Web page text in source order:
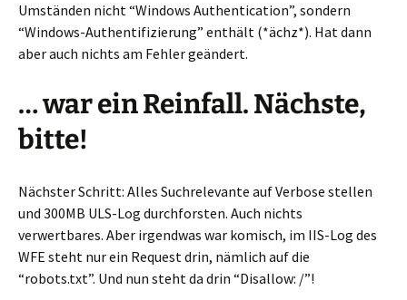
Umständen nicht “Windows Authentication”, sondern
“Windows-Authentifizierung” enthält (*ächz*). Hat dann
aber auch nichts am Fehler geändert.
… war ein Reinfall. Nächste,
bitte!
Nächster Schritt: Alles Suchrelevante auf Verbose stellen
und 300MB ULS-Log durchforsten. Auch nichts
verwertbares. Aber irgendwas war komisch, im IIS-Log des
WFE steht nur ein Request drin, nämlich auf die
“robots.txt”. Und nun steht da drin “Disallow: /”!